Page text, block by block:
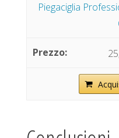
Piegaciglia